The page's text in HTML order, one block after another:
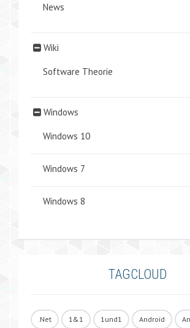
News
Wiki
Software Theorie
Windows
Windows 10
Windows 7
Windows 8
TAGCLOUD
.Net 1&1 1und1 Android